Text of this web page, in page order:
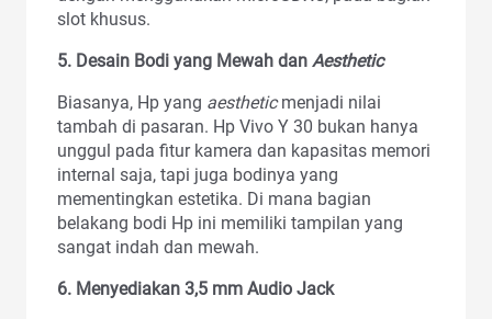
slot khusus.
5. Desain Bodi yang Mewah dan Aesthetic
Biasanya, Hp yang aestheticmenjadi nilai
tambah di pasaran. Hp Vivo Y 30 bukan hanya
unggul pada fitur kamera dan kapasitas memori
internal saja, tapi juga bodinya yang
mementingkan estetika. Di mana bagian
belakang bodi Hp ini memiliki tampilan yang
sangat indah dan mewah.
6. Menyediakan 3,5 mm Audio Jack